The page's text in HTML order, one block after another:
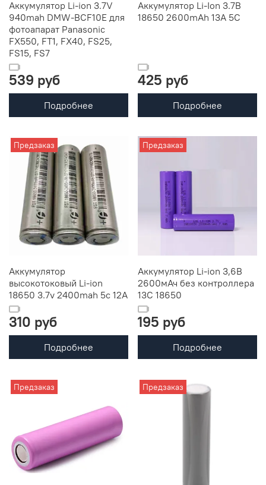
Аккумулятор Li-ion 3.7V
940mah DMW-BCF10E для
фотоапарат Panasonic
FX550, FT1, FX40, FS25,
FS15, FS7
539 руб
Подробнее
Аккумулятор Li-Ion 3.7В
18650 2600mAh 13А 5C
425 руб
Подробнее
Предзаказ
Аккумулятор
высокотоковый Li-ion
18650 3.7v 2400mah 5c 12A
310 руб
Подробнее
Предзаказ
Аккумулятор Li-ion 3,6В
2600мАч без контроллера
13С 18650
195 руб
Подробнее
Предзаказ Предзаказ